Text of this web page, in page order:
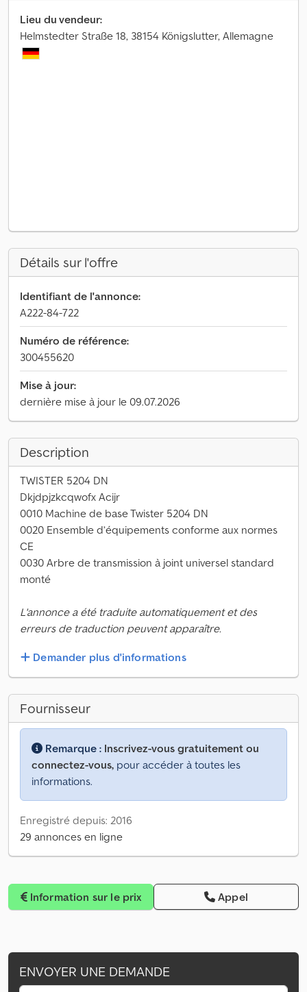
Lieu du vendeur:
Helmstedter Straße 18, 38154 Königslutter, Allemagne
Détails sur l'offre
Identifiant de l'annonce:
A222-84-722
Numéro de référence:
300455620
Mise à jour:
dernière mise à jour le 09.07.2026
Description
TWISTER 5204 DN
Dkjdpjzkcqwofx Acijr
0010 Machine de base Twister 5204 DN
0020 Ensemble d’équipements conforme aux normes
CE
0030 Arbre de transmission à joint universel standard
monté
L'annonce a été traduite automatiquement et des
erreurs de traduction peuvent apparaître.
Demander plus d'informations
Fournisseur
Remarque : Inscrivez-vous gratuitement ou
connectez-vous, pour accéder à toutes les
informations.
Enregistré depuis: 2016
29 annonces en ligne
Information sur le prix Appel
ENVOYER UNE DEMANDE